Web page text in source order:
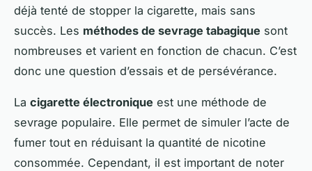
déjà tenté de stopper la cigarette, mais sans
succès. Les méthodes de sevrage tabagique sont
nombreuses et varient en fonction de chacun. C’est
donc une question d’essais et de persévérance.
La cigarette électronique est une méthode de
sevrage populaire. Elle permet de simuler l’acte de
fumer tout en réduisant la quantité de nicotine
consommée. Cependant, il est important de noter